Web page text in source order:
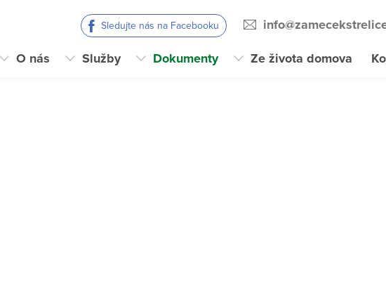
Sledujte nás na Facebooku
O nás Služby Dokumenty Ze života domova